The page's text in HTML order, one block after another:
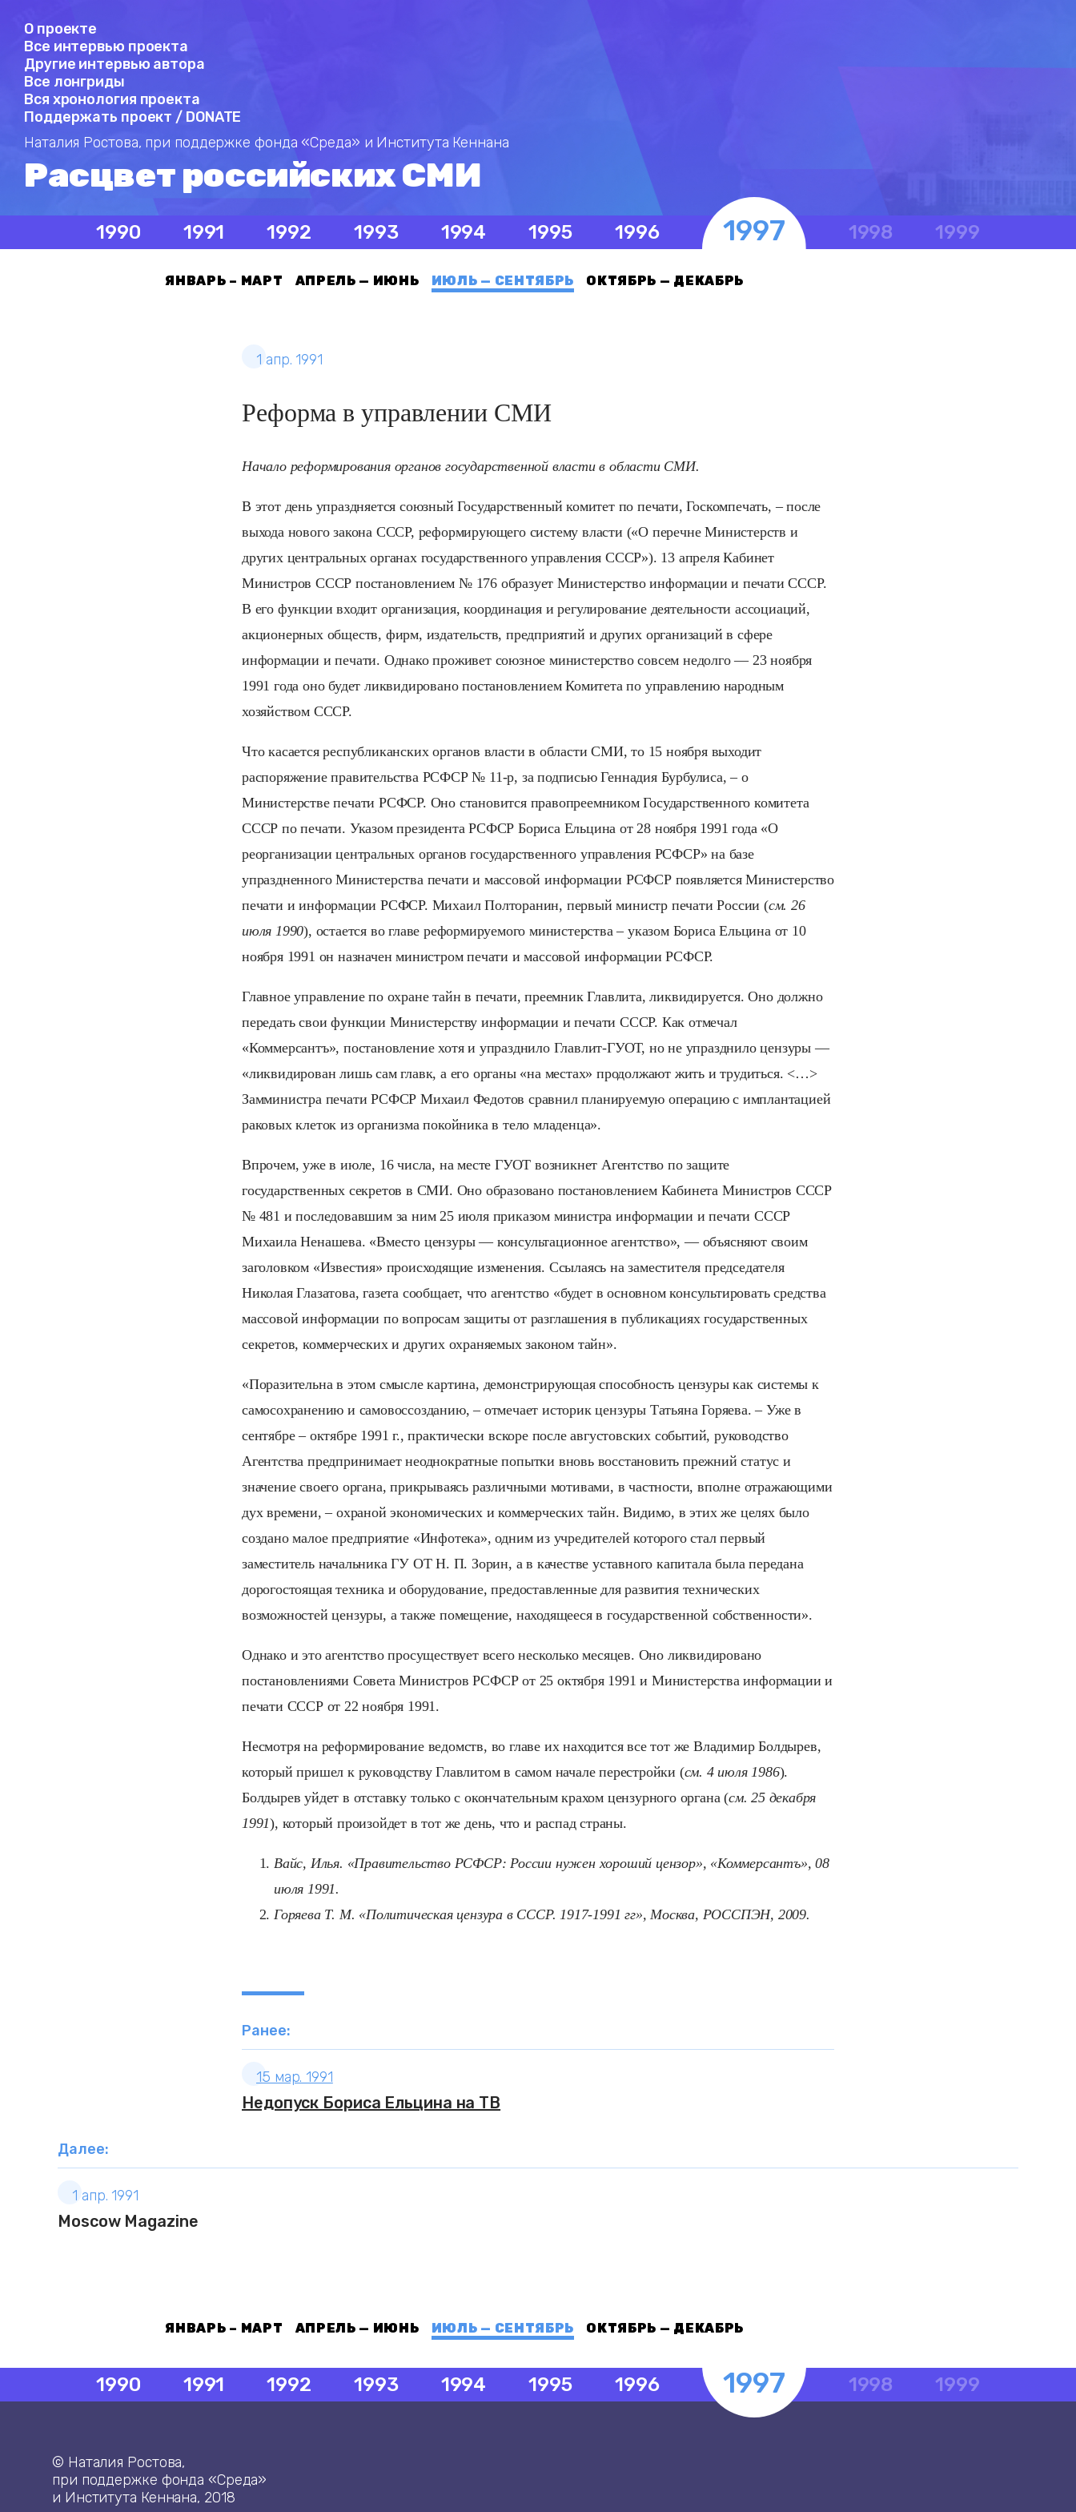
О проекте
Все интервью проекта
Другие интервью автора
Все лонгриды
Вся хронология проекта
Поддержать проект / DONATE
Наталия Ростова, при поддержке фонда «Среда» и Института Кеннана
Расцвет российских СМИ
1990 1991 1992 1993 1994 1995 1996 1997 1998 1999
ЯНВАРЬ – МАРТ АПРЕЛЬ — ИЮНЬ ИЮЛЬ — СЕНТЯБРЬ ОКТЯБРЬ — ДЕКАБРЬ
1 апр. 1991
Реформа в управлении СМИ
Начало реформирования органов государственной власти в области СМИ.
В этот день упраздняется союзный Государственный комитет по печати, Госкомпечать, – после
выхода нового закона СССР, реформирующего систему власти («О перечне Министерств и
других центральных органах государственного управления СССР»). 13 апреля Кабинет
Министров СССР постановлением № 176 образует Министерство информации и печати СССР.
В его функции входит организация, координация и регулирование деятельности ассоциаций,
акционерных обществ, фирм, издательств, предприятий и других организаций в сфере
информации и печати. Однако проживет союзное министерство совсем недолго — 23 ноября
1991 года оно будет ликвидировано постановлением Комитета по управлению народным
хозяйством СССР.
Что касается республиканских органов власти в области СМИ, то 15 ноября выходит
распоряжение правительства РСФСР № 11-р, за подписью Геннадия Бурбулиса, – о
Министерстве печати РСФСР. Оно становится правопреемником Государственного комитета
СССР по печати. Указом президента РСФСР Бориса Ельцина от 28 ноября 1991 года «О
реорганизации центральных органов государственного управления РСФСР» на базе
упраздненного Министерства печати и массовой информации РСФСР появляется Министерство
печати и информации РСФСР. Михаил Полторанин, первый министр печати России (см. 26
июля 1990), остается во главе реформируемого министерства – указом Бориса Ельцина от 10
ноября 1991 он назначен министром печати и массовой информации РСФСР.
Главное управление по охране тайн в печати, преемник Главлита, ликвидируется. Оно должно
передать свои функции Министерству информации и печати СССР. Как отмечал
«Коммерсантъ», постановление хотя и упразднило Главлит-ГУОТ, но не упразднило цензуры —
«ликвидирован лишь сам главк, а его органы «на местах» продолжают жить и трудиться. <…>
Замминистра печати РСФСР Михаил Федотов сравнил планируемую операцию с имплантацией
раковых клеток из организма покойника в тело младенца».
Впрочем, уже в июле, 16 числа, на месте ГУОТ возникнет Агентство по защите
государственных секретов в СМИ. Оно образовано постановлением Кабинета Министров СССР
№ 481 и последовавшим за ним 25 июля приказом министра информации и печати СССР
Михаила Ненашева. «Вместо цензуры — консультационное агентство», — объясняют своим
заголовком «Известия» происходящие изменения. Ссылаясь на заместителя председателя
Николая Глазатова, газета сообщает, что агентство «будет в основном консультировать средства
массовой информации по вопросам защиты от разглашения в публикациях государственных
секретов, коммерческих и других охраняемых законом тайн».
«Поразительна в этом смысле картина, демонстрирующая способность цензуры как системы к
самосохранению и самовоссозданию, – отмечает историк цензуры Татьяна Горяева. – Уже в
сентябре – октябре 1991 г., практически вскоре после августовских событий, руководство
Агентства предпринимает неоднократные попытки вновь восстановить прежний статус и
значение своего органа, прикрываясь различными мотивами, в частности, вполне отражающими
дух времени, – охраной экономических и коммерческих тайн. Видимо, в этих же целях было
создано малое предприятие «Инфотека», одним из учредителей которого стал первый
заместитель начальника ГУ ОТ Н. П. Зорин, а в качестве уставного капитала была передана
дорогостоящая техника и оборудование, предоставленные для развития технических
возможностей цензуры, а также помещение, находящееся в государственной собственности».
Однако и это агентство просуществует всего несколько месяцев. Оно ликвидировано
постановлениями Совета Министров РСФСР от 25 октября 1991 и Министерства информации и
печати СССР от 22 ноября 1991.
Несмотря на реформирование ведомств, во главе их находится все тот же Владимир Болдырев,
который пришел к руководству Главлитом в самом начале перестройки (см. 4 июля 1986).
Болдырев уйдет в отставку только с окончательным крахом цензурного органа (см. 25 декабря
1991), который произойдет в тот же день, что и распад страны.
Вайс, Илья. «Правительство РСФСР: России нужен хороший цензор», «Коммерсантъ», 08
июля 1991.
Горяева Т. М. «Политическая цензура в СССР. 1917-1991 гг», Москва, РОССПЭН, 2009.
Ранее:
15 мар. 1991
Недопуск Бориса Ельцина на ТВ
Далее:
1 апр. 1991
Moscow Magazine
ЯНВАРЬ – МАРТ АПРЕЛЬ — ИЮНЬ ИЮЛЬ — СЕНТЯБРЬ ОКТЯБРЬ — ДЕКАБРЬ
1990 1991 1992 1993 1994 1995 1996 1997 1998 1999
© Наталия Ростова,
при поддержке фонда «Среда»
и Института Кеннана, 2018